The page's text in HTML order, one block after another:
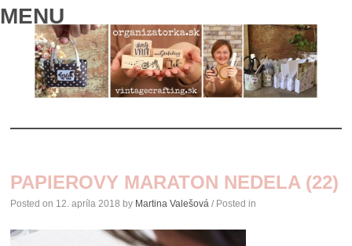
MENU
CONTENT
PAPIEROVY MARATON NEDELA (22)
Posted on 12. apríla 2018 by Martina Valešová / Posted in